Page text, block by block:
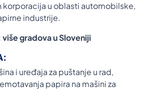
u oblasti automobilske,
industrije.
više gradova u Sloveniji
i uređaja za puštanje u rad,
papira na mašini za